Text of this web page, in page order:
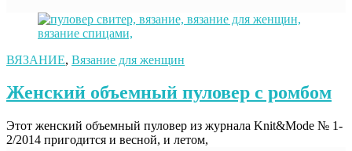
ВЯЗАНИЕ, Вязание для женщин
Женский объемный пуловер с ромбом
Этот женский объемный пуловер из журнала Knit&Mode № 1-
2/2014 пригодится и весной, и летом,